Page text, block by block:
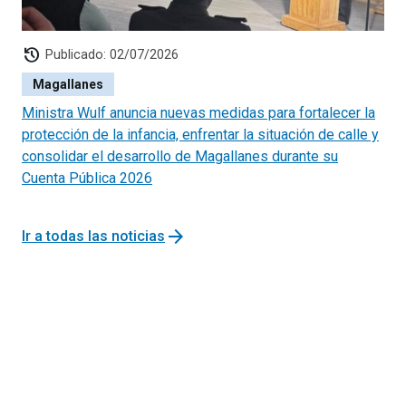
centros de referencia. Durante el recorrido los equipos
de salud podrán realizar tomas de temperatura y presión,
curaciones de heridas y derivación a Centros de Salud o
Urgencias.
Este año las rutas médicas se realizarán durante 60 días,
es decir desde el 16 de agosto hasta el 16 de octubre
history Publicado: 02/07/2026
Magallanes
Ministra Wulf anuncia nuevas medidas para fortalecer la
protección de la infancia, enfrentar la situación de calle y
consolidar el desarrollo de Magallanes durante su
Cuenta Pública 2026
Ir a todas las noticias arrow_forward